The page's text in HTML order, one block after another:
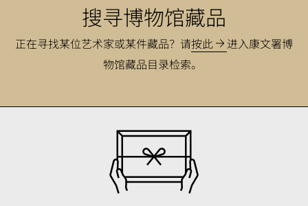
搜寻博物馆藏品
正在寻找某位艺术家或某件藏品？ 请按此
进入康文署博
物馆藏品目录检索。